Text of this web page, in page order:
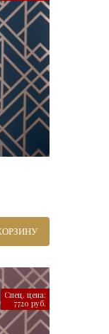
Спец. цена:
7720 руб.